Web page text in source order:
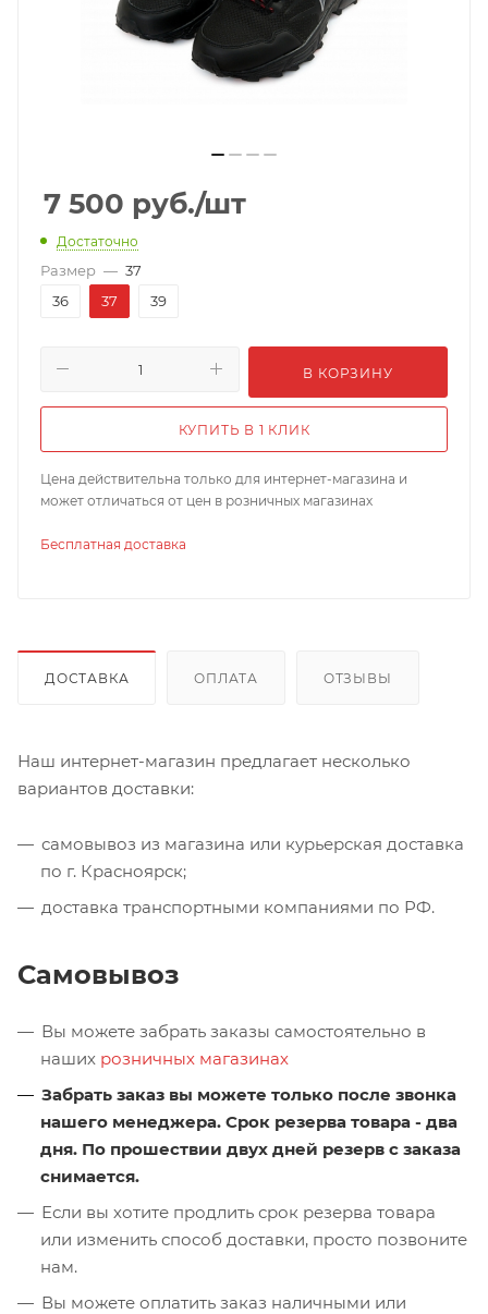
7 500 руб./шт
Достаточно
Размер — 37
36
37 39
В КОРЗИНУ
КУПИТЬ В 1 КЛИК
Цена действительна только для интернет-магазина и
может отличаться от цен в розничных магазинах
Бесплатная доставка
ДОСТАВКА ОПЛАТА ОТЗЫВЫ
Наш интернет-магазин предлагает несколько
вариантов доставки:
самовывоз из магазина или курьерская доставка
по г. Красноярск;
доставка транспортными компаниями по РФ.
Самовывоз
Вы можете забрать заказы самостоятельно в
наших розничных магазинах
Забрать заказ вы можете только после звонка
нашего менеджера. Срок резерва товара - два
дня. По прошествии двух дней резерв с заказа
снимается.
Если вы хотите продлить срок резерва товара
или изменить способ доставки, просто позвоните
нам.
Вы можете оплатить заказ наличными или